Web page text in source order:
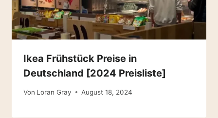
Ikea Frühstück Preise in
Deutschland [2024 Preisliste]
Von Loran Gray August 18, 2024